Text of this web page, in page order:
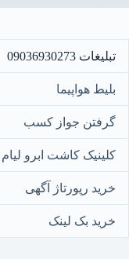
تبلیغات 09036930273
بلیط هواپیما
گرفتن جواز کسب
کلینیک کاشت ابرو لیام
خرید رپورتاژ آگهی
خرید بک لینک